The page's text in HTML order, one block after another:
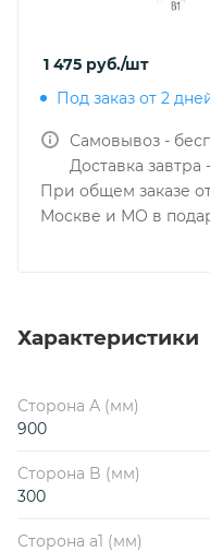
1 475 руб./шт
Под заказ от 2
Самовывоз -
Доставка завтра
При общем заказе
Москве и МО в
Характеристики
Сторона А (мм)
900
Сторона B (мм)
300
Сторона a1 (мм)